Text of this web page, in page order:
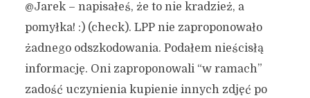
@Jarek – napisałeś, że to nie kradzież, a
pomyłka! :) (check). LPP nie zaproponowało
żadnego odszkodowania. Podałem nieścisłą
informację. Oni zaproponowali “w ramach”
zadość uczynienia kupienie innych zdjęć po